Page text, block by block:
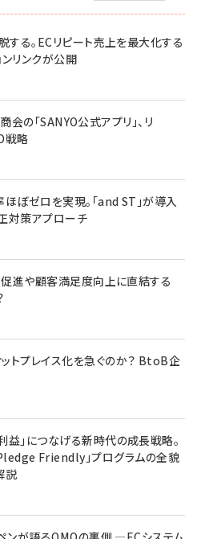
する。ECリピート売上を最大化する
リンクが公開
の「SANYO公式アプリ」、リ
戦略
ぼゼロを実現。「and ST」が導入
対策アプローチ
促進や顧客満足度向上に直結する
トプレイス化を急ぐのか？ BtoB企
益」につなげる新時代の成長戦略。
Friendly」プログラムの全貌
説